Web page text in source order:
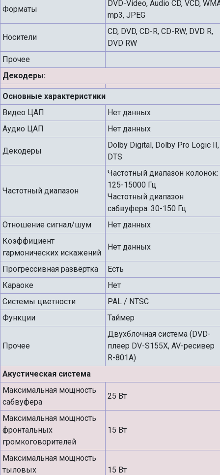
Форматы
DVD-Video, Audio CD, VCD,
mp3, JPEG
Носители
CD, DVD, CD-R, CD-RW, DVD R,
DVD RW
Прочее
Декодеры:
Основные характеристики
Видео ЦАП
Нет данных
Аудио ЦАП
Нет данных
Декодеры
Dolby Digital, Dolby Pro Logic II,
DTS
Частотный диапазон
Частотный диапазон колонок:
125-15000 Гц
Частотный диапазон
сабвуфера: 30-150 Гц
Отношение сигнал/шум
Нет данных
Коэффициент
гармонических искажений
Нет данных
Прогрессивная развёртка
Есть
Караоке
Нет
Системы цветности
PAL / NTSC
Функции
Таймер
Прочее
Двухблочная система (DVD-
плеер DV-S155X, AV-ресивер
R-801A)
Акустическая система
Максимальная мощность
сабвуфера
25 Вт
Максимальная мощность
фронтальных
громкоговорителей
15 Вт
Максимальная мощность
тыловых
15 Вт